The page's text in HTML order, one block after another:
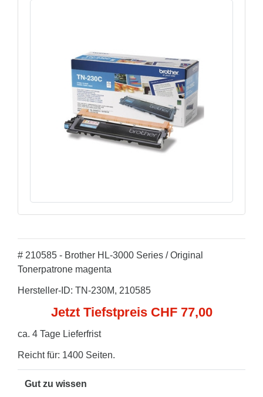
# 210585 - Brother HL-3000 Series / Original
Tonerpatrone magenta
Hersteller-ID: TN-230M, 210585
Jetzt Tiefstpreis CHF 77,00
ca. 4 Tage Lieferfrist
Reicht für: 1400 Seiten.
Gut zu wissen